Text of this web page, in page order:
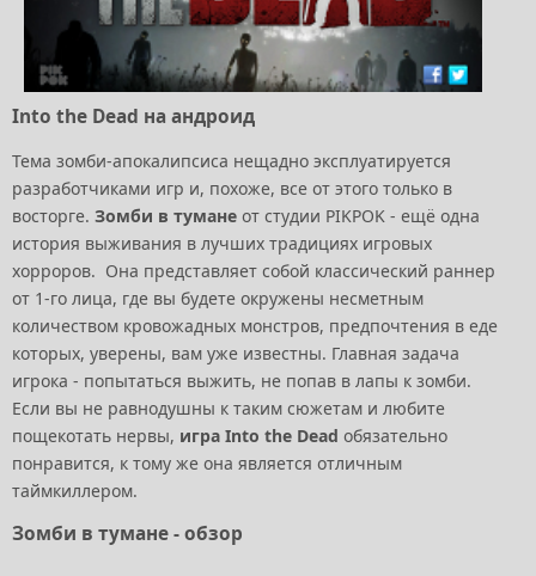
Into the Dead на андроид
Тема зомби-апокалипсиса нещадно эксплуатируется
разработчиками игр и, похоже, все от этого только в
восторге. Зомби в тумане от студии PIKPOK - ещё одна
история выживания в лучших традициях игровых
хорроров. Она представляет собой классический раннер
от 1-го лица, где вы будете окружены несметным
количеством кровожадных монстров, предпочтения в еде
которых, уверены, вам уже известны. Главная задача
игрока - попытаться выжить, не попав в лапы к зомби.
Если вы не равнодушны к таким сюжетам и любите
пощекотать нервы, игра Into the Dead обязательно
понравится, к тому же она является отличным
таймкиллером.
Зомби в тумане - обзор